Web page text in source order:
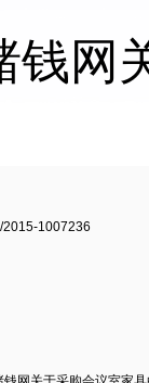
钱网
2015-1007236